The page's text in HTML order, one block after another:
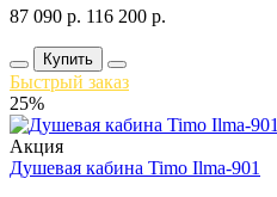
87 090 р. 116 200 р.
Купить
Быстрый заказ
25%
Акция
Душевая кабина Timo Ilma-901